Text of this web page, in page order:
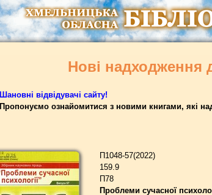
Нові надходження
Шановні відвідувачі сайту!
Пропонуємо ознайомитися з новими книгами, які
П1048-57(2022)
159.9
П78
Проблеми сучасної